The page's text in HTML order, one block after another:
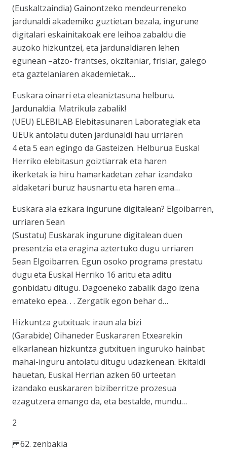
(Euskaltzaindia) Gainontzeko mendeurreneko
jardunaldi akademiko guztietan bezala, ingurune
digitalari eskainitakoak ere leihoa zabaldu die
auzoko hizkuntzei, eta jardunaldiaren lehen
egunean –atzo- frantses, okzitaniar, frisiar, galego
eta gaztelaniaren akademietak…
Euskara oinarri eta eleaniztasuna helburu.
Jardunaldia. Matrikula zabalik!
(UEU) ELEBILAB Elebitasunaren Laborategiak eta
UEUk antolatu duten jardunaldi hau urriaren
4 eta 5 ean egingo da Gasteizen. Helburua Euskal
Herriko elebitasun goiztiarrak eta haren
ikerketak ia hiru hamarkadetan zehar izandako
aldaketari buruz hausnartu eta haren ema…
Euskara ala ezkara ingurune digitalean? Elgoibarren,
urriaren 5ean
(Sustatu) Euskarak ingurune digitalean duen
presentzia eta eragina aztertuko dugu urriaren
5ean Elgoibarren. Egun osoko programa prestatu
dugu eta Euskal Herriko 16 aritu eta aditu
gonbidatu ditugu. Dagoeneko zabalik dago izena
emateko epea. . . Zergatik egon behar d…
Hizkuntza gutxituak: iraun ala bizi
(Garabide) Oihaneder Euskararen Etxearekin
elkarlanean hizkuntza gutxituen inguruko hainbat
mahai-inguru antolatu ditugu udazkenean. Ekitaldi
hauetan, Euskal Herrian azken 60 urteetan
izandako euskararen biziberritze prozesua
ezagutzera emango da, eta bestalde, mundu…
2
62. zenbakia